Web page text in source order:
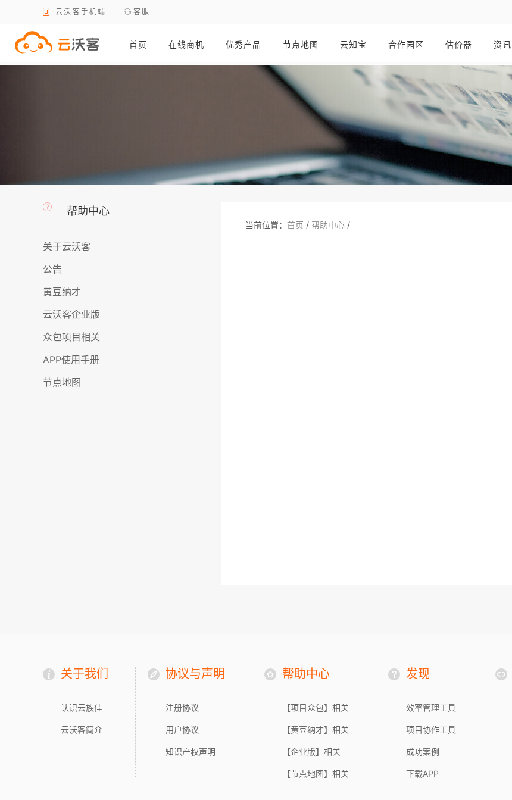
云沃客手机端 客服
首页 在线商机 优秀产品 节点地图 云知宝 合作园区 估价器 资讯
帮助中心
关于云沃客
公告
黄豆纳才
云沃客企业版
众包项目相关
APP使用手册
节点地图
当前位置： 首页 / 帮助中心 /
关于我们
认识云族佳
云沃客简介
协议与声明
注册协议
用户协议
知识产权声明
帮助中心
【项目众包】相关
【黄豆纳才】相关
【企业版】相关
【节点地图】相关
发现
效率管理工具
项目协作工具
成功案例
下载APP